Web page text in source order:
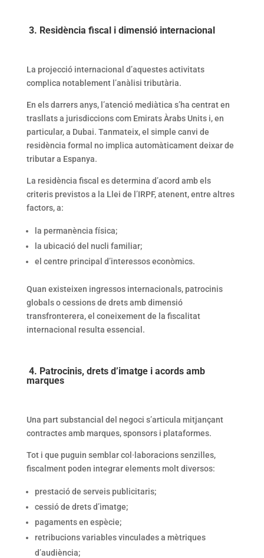
3. Residència fiscal i dimensió internacional
La projecció internacional d’aquestes activitats
complica notablement l’anàlisi tributària.
En els darrers anys, l’atenció mediàtica s’ha centrat en
trasllats a jurisdiccions com Emirats Àrabs Units i, en
particular, a Dubai. Tanmateix, el simple canvi de
residència formal no implica automàticament deixar de
tributar a Espanya.
La residència fiscal es determina d’acord amb els
criteris previstos a la Llei de l’IRPF, atenent, entre altres
factors, a:
la permanència física;
la ubicació del nucli familiar;
el centre principal d’interessos econòmics.
Quan existeixen ingressos internacionals, patrocinis
globals o cessions de drets amb dimensió
transfronterera, el coneixement de la fiscalitat
internacional resulta essencial.
4. Patrocinis, drets d’imatge i acords amb
marques
Una part substancial del negoci s’articula mitjançant
contractes amb marques, sponsors i plataformes.
Tot i que puguin semblar col·laboracions senzilles,
fiscalment poden integrar elements molt diversos:
prestació de serveis publicitaris;
cessió de drets d’imatge;
pagaments en espècie;
retribucions variables vinculades a mètriques
d’audiència;